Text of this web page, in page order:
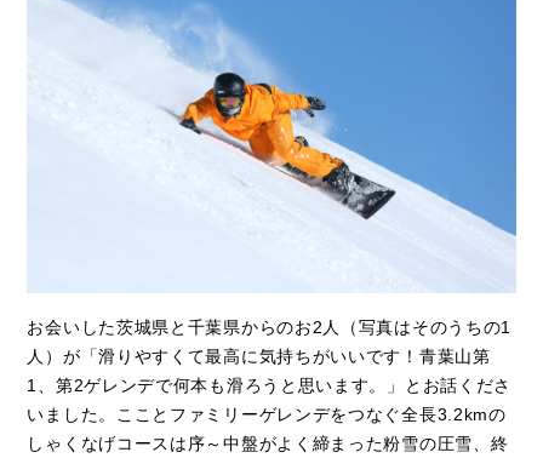
お会いした茨城県と千葉県からのお2人（写真はそのうちの1
人）が「滑りやすくて最高に気持ちがいいです！青葉山第
1、第2ゲレンデで何本も滑ろうと思います。」とお話くださ
いました。こことファミリーゲレンデをつなぐ全長3.2kmの
しゃくなげコースは序～中盤がよく締まった粉雪の圧雪、終